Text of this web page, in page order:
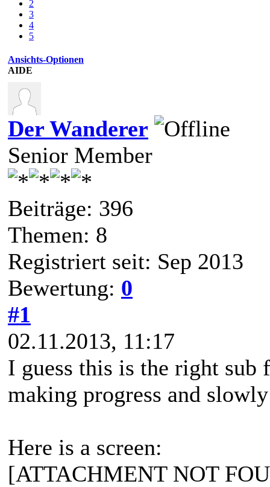
2
3
4
5
Ansichts-Optionen
AIDE
Der Wanderer
Senior Member
Beiträge: 396
Themen: 8
Registriert seit: Sep 2013
Bewertung: 0
#1
02.11.2013, 11:17
I guess this is the right
making progress and
Here is a screen:
[ATTACHMENT NOT